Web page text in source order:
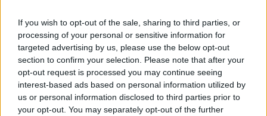
If you wish to opt-out of the sale, sharing to third parties, or
processing of your personal or sensitive information for
targeted advertising by us, please use the below opt-out
section to confirm your selection. Please note that after your
opt-out request is processed you may continue seeing
interest-based ads based on personal information utilized by
us or personal information disclosed to third parties prior to
your opt-out. You may separately opt-out of the further
Θλίψη στην Πάτρα: Πέθανε στο Νοσοκομείο
«Άγιος Ανδρέας» βρέφος μόλις 8 ημερών